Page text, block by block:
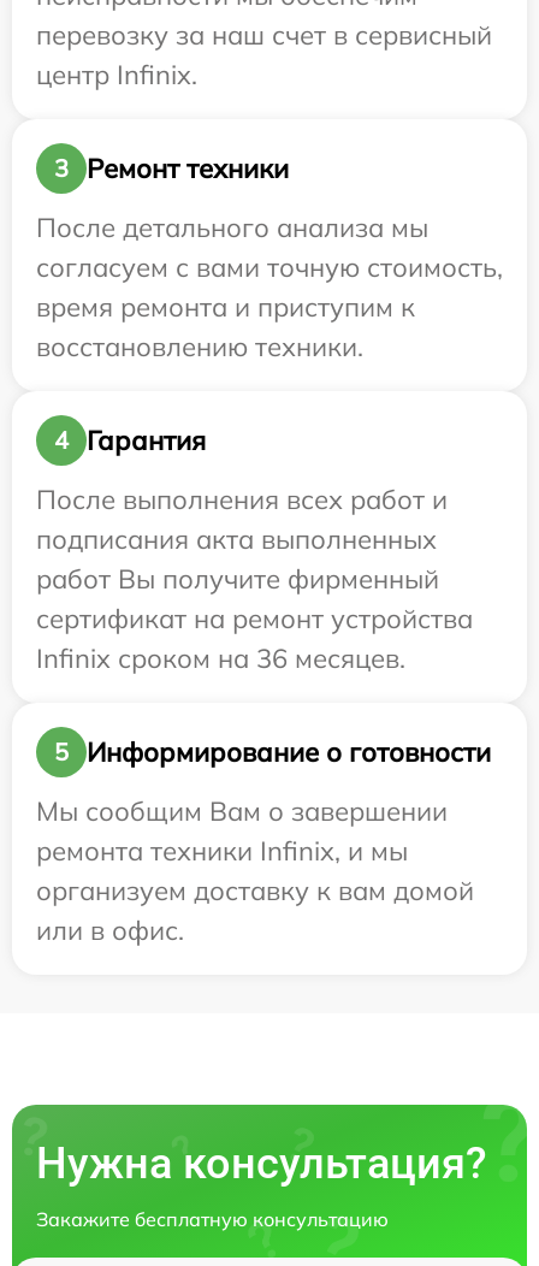
перевозку за наш счет в сервисный
центр Infinix.
3
Ремонт техники
После детального анализа мы
согласуем с вами точную стоимость,
время ремонта и приступим к
восстановлению техники.
4
Гарантия
После выполнения всех работ и
подписания акта выполненных
работ Вы получите фирменный
сертификат на ремонт устройства
Infinix сроком на 36 месяцев.
5
Информирование о готовности
Мы сообщим Вам о завершении
ремонта техники Infinix, и мы
организуем доставку к вам домой
или в офис.
Нужна консультация?
Закажите бесплатную консультацию